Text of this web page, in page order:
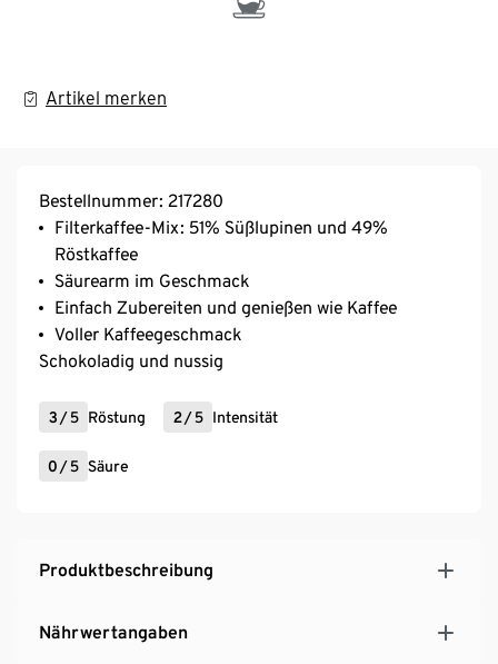
Artikel merken
Bestellnummer: 217280
Filterkaffee-Mix: 51% Süßlupinen und 49%
Röstkaffee
Säurearm im Geschmack
Einfach Zubereiten und genießen wie Kaffee
Voller Kaffeegeschmack
Schokoladig und nussig
3 / 5 Röstung 2 / 5 Intensität
0 /5 Säure
Produktbeschreibung
Nährwertangaben